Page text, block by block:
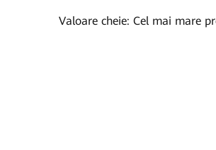
Valoare cheie: Cel mai mare